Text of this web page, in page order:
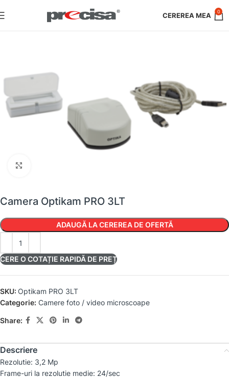
0
Camera Optikam PRO 3LT
ADAUGĂ LA CEREREA DE OFERTĂ
CERE O COTAȚIE RAPIDĂ DE PREȚ
SKU: Optikam PRO 3LT
Categorie: Camere foto / video microscoape
Share:
Descriere
Rezolutie: 3,2 Mp
Frame-uri la rezolutie medie: 24/sec